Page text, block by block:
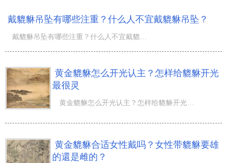
戴貔貅吊坠有哪些注重？什么人不宜戴貔貅吊坠？
戴貔貅吊坠有哪些注重？什么人不宜戴貔貅吊坠？貔貅吊坠是招财神兽，一般目前市面上较为普遍的貔貅吊坠材料
黄金貔貅怎么开光认主？怎样给貔貅开光
最很灵
黄金貔貅怎么开光认主？怎样给貔貅开光最很灵？从古到今，上至君王、下到老百姓都极其重视个人收藏和佩戴貔
黄金貔貅合适女性戴吗？女性带貔貅要雄
的還是雌的？